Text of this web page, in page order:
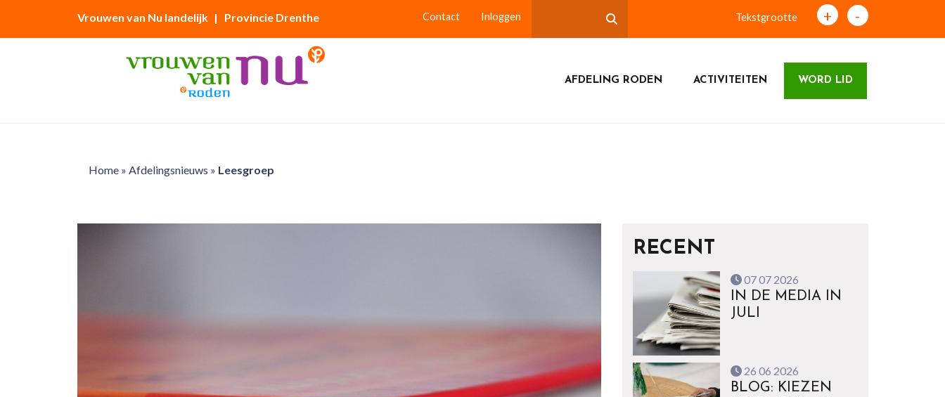
Vrouwen van Nu landelijk | Provincie Drenthe Contact Inloggen Tekstgrootte + -
AFDELING RODEN ACTIVITEITEN WORD LID
Home» Afdelingsnieuws » Leesgroep
RECENT
07 07 2026
IN DE MEDIA IN
JULI
26 06 2026
BLOG: KIEZEN